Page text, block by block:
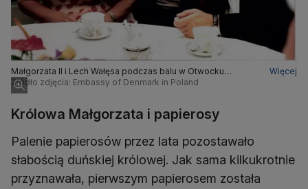
Małgorzata II i Lech Wałęsa podczas balu w Otwocku
Wielkim, 06.07.1993 r.
Więcej
Źródło zdjęcia: Embassy of Denmark in Poland
Królowa Małgorzata i papierosy
Palenie papierosów przez lata pozostawało
słabością duńskiej królowej. Jak sama kilkukrotnie
przyznawała, pierwszym papierosem została